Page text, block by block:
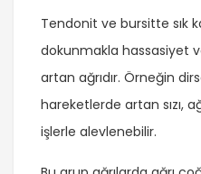
Tendonit ve bursitte sık
dokunmakla hassasiyet
artan ağrıdır. Örneğin
hareketlerde artan sızı,
işlerle alevlenebilir.